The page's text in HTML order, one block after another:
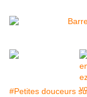
#Petites douceurs